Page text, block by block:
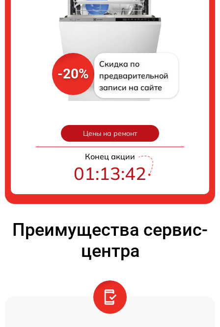
-20%
Скидка по
предварительной
записи на сайте
Цены на ремонт
Конец акции
01:13:41
Преимущества сервис-
центра